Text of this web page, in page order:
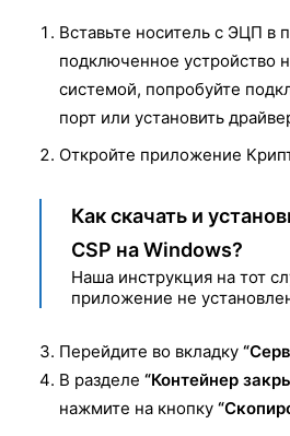
Вставьте носитель с ЭЦП в
подключенное устройство
системой, попробуйте
порт или установить
Откройте приложение
Как скачать и
CSP на Windows?
Наша инструкция на тот
приложение не
Перейдите во вкладку
В разделе “Контейнер
нажмите на кнопку